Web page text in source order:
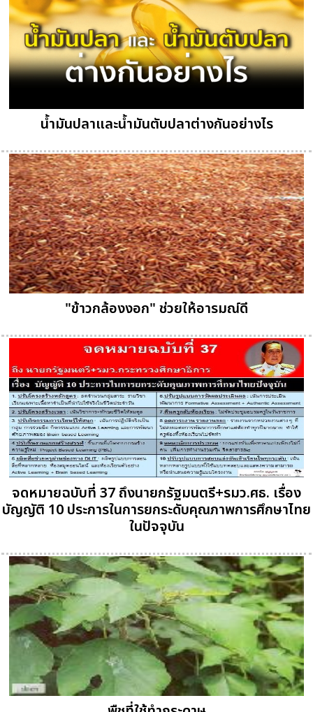
น้ำมันปลาและน้ำมันตับปลาต่างกันอย่างไร
"ข้าวกล้องงอก" ช่วยให้อารมณ์ดี
จดหมายฉบับที่ 37 ถึงนายกรัฐมนตรี+รมว.ศธ. เรื่อง
บัญญัติ 10 ประการในการยกระดับคุณภาพการศึกษาไทย
ในปัจจุบัน